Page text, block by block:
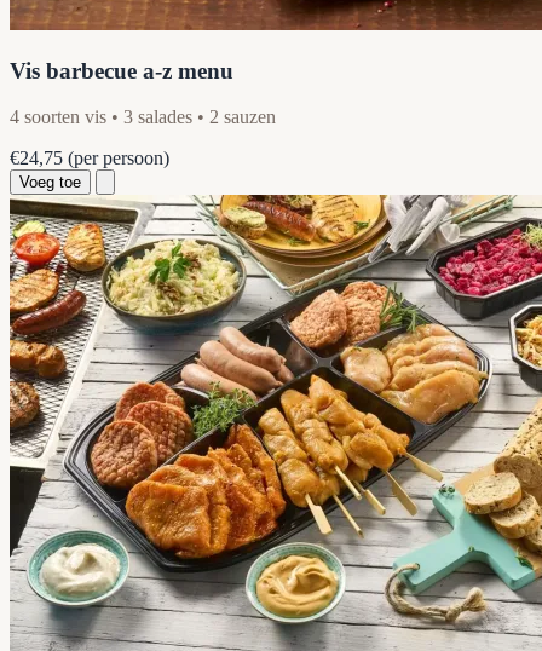
Vis barbecue a-z menu
4 soorten vis • 3 salades • 2 sauzen
€24,75 (per persoon)
Voeg toe